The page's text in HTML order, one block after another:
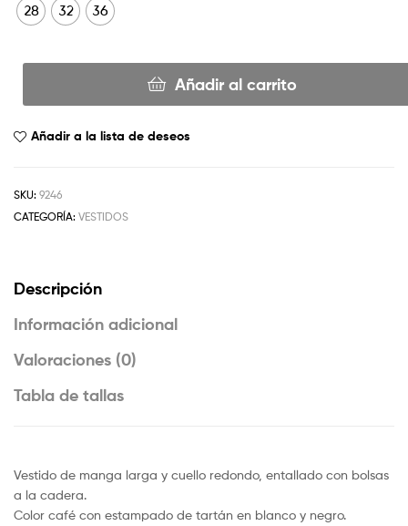
28 32 36
Añadir al carrito
Añadir a la lista de deseos
SKU: 9246
CATEGORÍA: VESTIDOS
Descripción
Información adicional
Valoraciones (0)
Tabla de tallas
Vestido de manga larga y cuello redondo, entallado con bolsas
a la cadera.
Color café con estampado de tartán en blanco y negro.